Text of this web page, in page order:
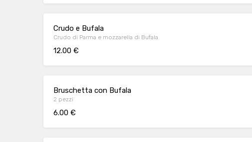
Crudo e Bufala
Crudo di Parma e mozzarella di Bufala
12.00 €
Bruschetta con Bufala
2 pezzi
6.00 €